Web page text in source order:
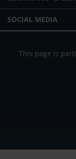
SOCIAL MEDIA
This page is